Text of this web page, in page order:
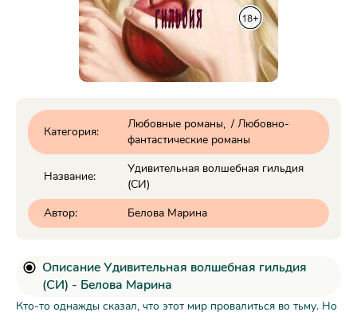
Категория:
Любовные романы / Любовно-
фантастические романы
Название:
Удивительная волшебная гильдия
(СИ)
Автор:
Белова Марина
Описание Удивительная волшебная гильдия
(СИ) - Белова Марина
Кто-то однажды сказал, что этот мир провалиться во тьму. Но